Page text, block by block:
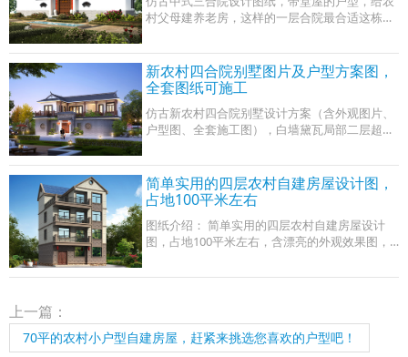
村父母建养老房，这样的一层合院最合适这栋中
单，是因为寥寥几笔，就向我们勾勒出了
新农村四合院别墅图片及户型方案图，
全套图纸可施工
仿古新农村四合院别墅设计方案（含外观图片、
户型图、全套施工图），白墙黛瓦局部二层超漂
直到今天仍是很多北方人最为留恋的居住
简单实用的四层农村自建房屋设计图，
占地100平米左右
图纸介绍： 简单实用的四层农村自建房屋设计
图，占地100平米左右，含漂亮的外观效果图，
绝，这款户型，一定会为您在乡村面前添彩！
上一篇：
70平的农村小户型自建房屋，赶紧来挑选您喜欢的户型吧！